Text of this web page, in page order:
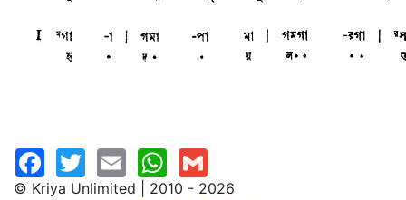
© Kriya Unlimited | 2010 - 2026